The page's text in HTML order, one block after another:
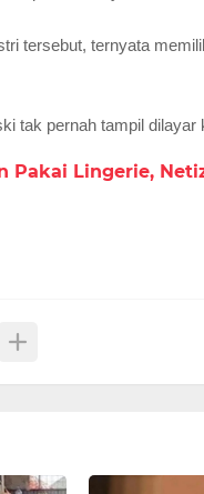
tersebut, ternyata
tak pernah tampil dilayar
Pakai Lingerie,